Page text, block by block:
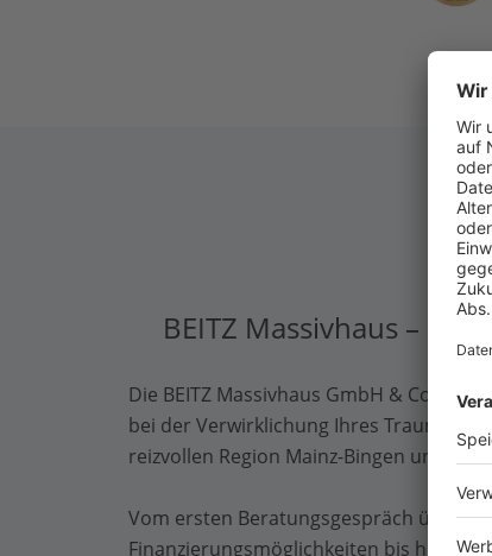
BEITZ Massivhaus –
Die BEITZ Massivhaus GmbH & Co. KG
bei der Verwirklichung Ihres Traums
reizvollen Region Mainz-Bingen und
Vom ersten Beratungsgespräch über
Finanzierungsmöglichkeiten bis hin zur